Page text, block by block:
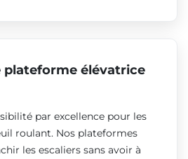
plateforme élévatrice
par excellence pour les
roulant. Nos plateformes
les escaliers sans avoir à